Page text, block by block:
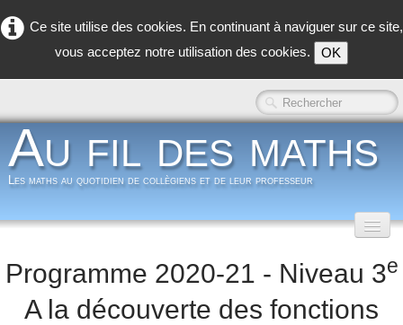
Ce site utilise des cookies. En continuant à naviguer sur ce site,
vous acceptez notre utilisation des cookies.
OK
Au fil des maths
Les maths au quotidien de collègiens et de leur professeur
Classe inversée
Programme 2020-21 - Niveau 3e
A la découverte des fonctions